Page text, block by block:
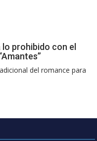
lo prohibido con el
del romance para